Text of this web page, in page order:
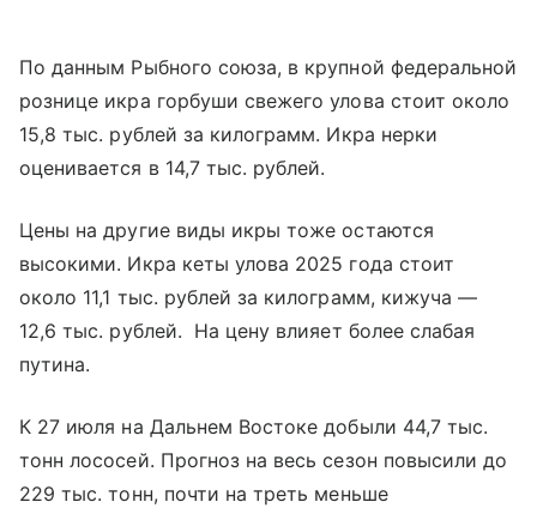
По данным Рыбного союза, в крупной федеральной
рознице икра горбуши свежего улова стоит около
15,8 тыс. рублей за килограмм. Икра нерки
оценивается в 14,7 тыс. рублей.
Цены на другие виды икры тоже остаются
высокими. Икра кеты улова 2025 года стоит
около 11,1 тыс. рублей за килограмм, кижуча —
12,6 тыс. рублей. На цену влияет более слабая
путина.
К 27 июля на Дальнем Востоке добыли 44,7 тыс.
тонн лососей. Прогноз на весь сезон повысили до
229 тыс. тонн, почти на треть меньше